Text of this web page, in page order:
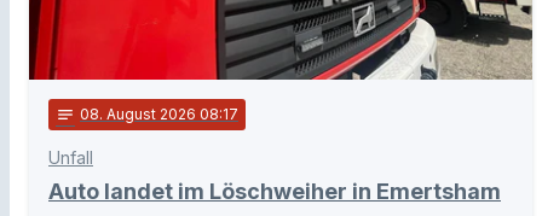
notes 08. August 2026 08:17
Unfall
Auto landet im Löschweiher in Emertsham